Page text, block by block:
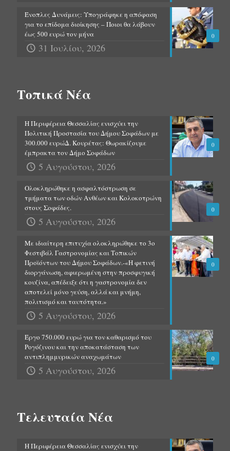
0
Ένοπλες Δυνάμεις: Υπογράφηκε η απόφαση
για το επίδομα διοίκησης – Ποιοι θα λάβουν
έως 500 ευρώ τον μήνα
31 Ιουλίου, 2026
Τοπικά Νέα
0
Η Περιφέρεια Θεσσαλίας ενισχύει την
Πολιτική Προστασία του Δήμου Σοφάδων με
300.000 ευρώΔ. Κουρέτας: Θωρακίζουμε
έμπρακτα τον Δήμο Σοφάδων
5 Αυγούστου, 2026
0
Ολοκληρώθηκε η ασφαλτόστρωση σε
τμήματα των οδών Ανθέων και Κολοκοτρώνη
στους Σοφάδες.
5 Αυγούστου, 2026
0
Με ιδιαίτερη επιτυχία ολοκληρώθηκε το 3ο
Φεστιβάλ Γαστρονομίας και Τοπικών
Προϊόντων του Δήμου Σοφάδων.-«Η φετινή
διοργάνωση, αφιερωμένη στην προσφυγική
κουζίνα, απέδειξε ότι η γαστρονομία δεν
αποτελεί μόνο γεύση, αλλά και μνήμη,
πολιτισμό και ταυτότητα.»
5 Αυγούστου, 2026
0
Έργο 750.000 ευρώ για τον καθαρισμό του
Ρογόζινου και την αποκατάσταση των
αντιπλημμυρικών αναχωμάτων
5 Αυγούστου, 2026
Τελευταία Νέα
Η Περιφέρεια Θεσσαλίας ενισχύει την